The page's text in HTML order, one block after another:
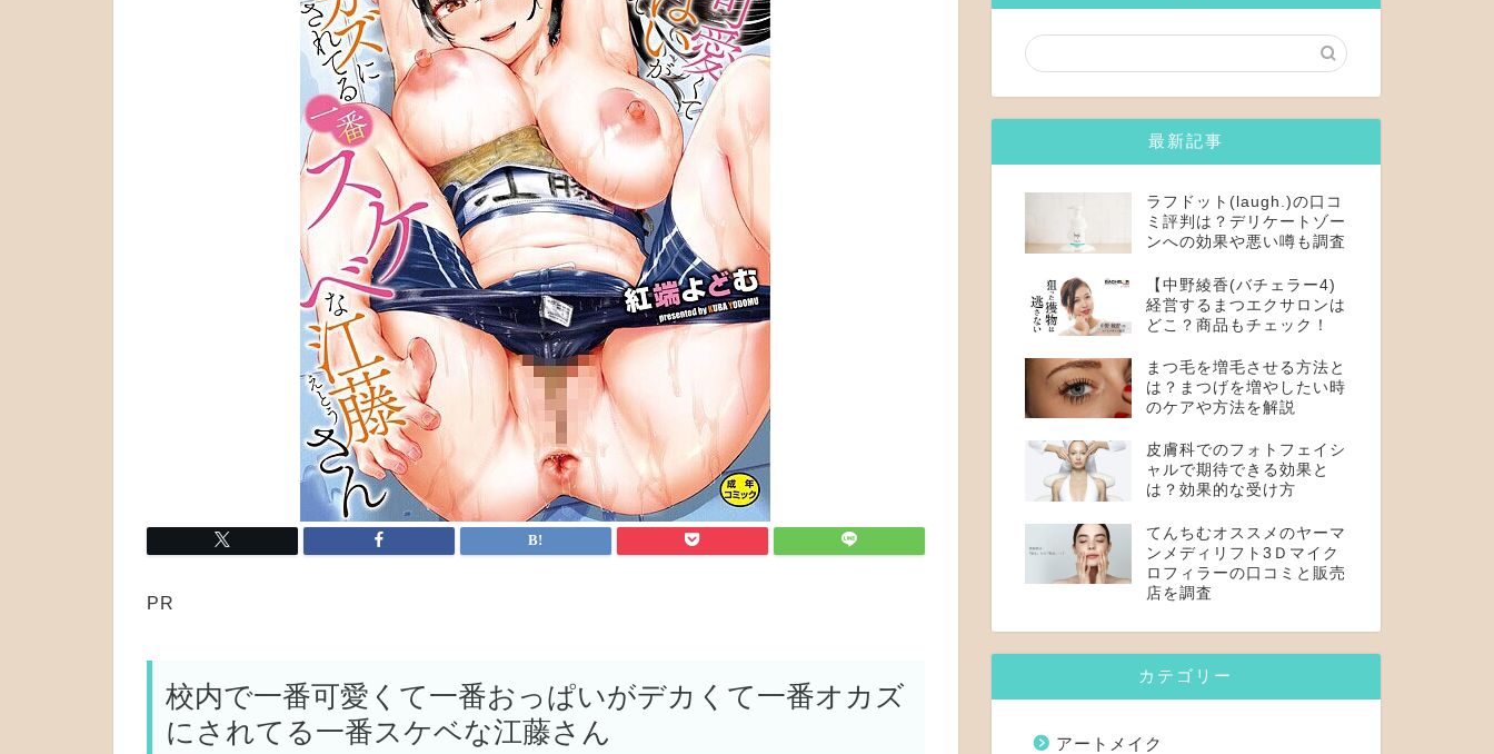
PR
校内で一番可愛くて一番おっぱいがデカくて一番オカズ
にされてる一番スケベな江藤さん
最新記事
ラフドット(laugh.)の口コ
ミ評判は？デリケートゾー
ンへの効果や悪い噂も調査
【中野綾香(バチェラー4)
経営するまつエクサロンは
どこ？商品もチェック！
まつ毛を増毛させる方法と
は？まつげを増やしたい時
のケアや方法を解説
皮膚科でのフォトフェイシ
ャルで期待できる効果と
は？効果的な受け方
てんちむオススメのヤーマ
ンメディリフト3Ｄマイク
ロフィラーの口コミと販売
店を調査
カテゴリー
アートメイク